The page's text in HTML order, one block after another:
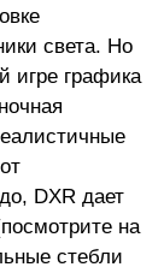
света. Но
игре графика
DXR дает
на
стебли